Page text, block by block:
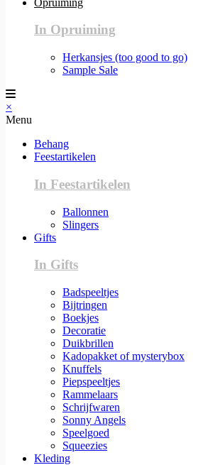
In Opruiming
Herkansjes (too good to go)
Sample Sale
×
Menu
Behang
Feestartikelen
In Feestartikelen
Ballonnen
Slingers
Gifts
In Gifts
Badspeeltjes
Bijtringen
Boekjes
Decoratie
Duikbrillen
Kadopakket of mysterybox
Knuffels
Piepspeeltjes
Rammelaars
Schrijfwaren
Sonny Angels
Speelgoed
Squeezies
Kleding